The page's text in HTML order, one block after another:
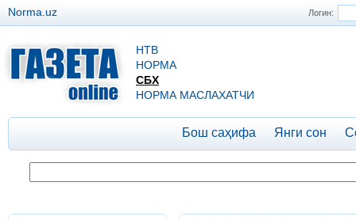
Логин:
Norma.uz
НТВ
НОРМА
СБХ
НОРМА МАСЛАХАТЧИ
Бош саҳифа Янги сон